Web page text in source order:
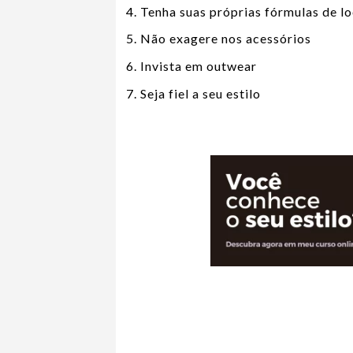
Tenha suas próprias fórmulas de
Não exagere nos acessórios
Invista em outwear
Seja fiel a seu estilo